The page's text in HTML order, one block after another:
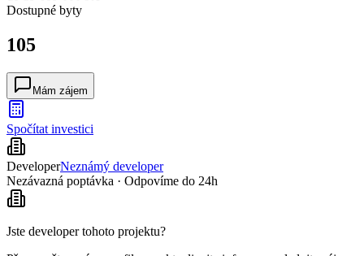
Dostupné byty
105
Mám zájem
Spočítat investici
DeveloperNeznámý developer
Nezávazná poptávka · Odpovíme do 24h
Jste developer tohoto projektu?